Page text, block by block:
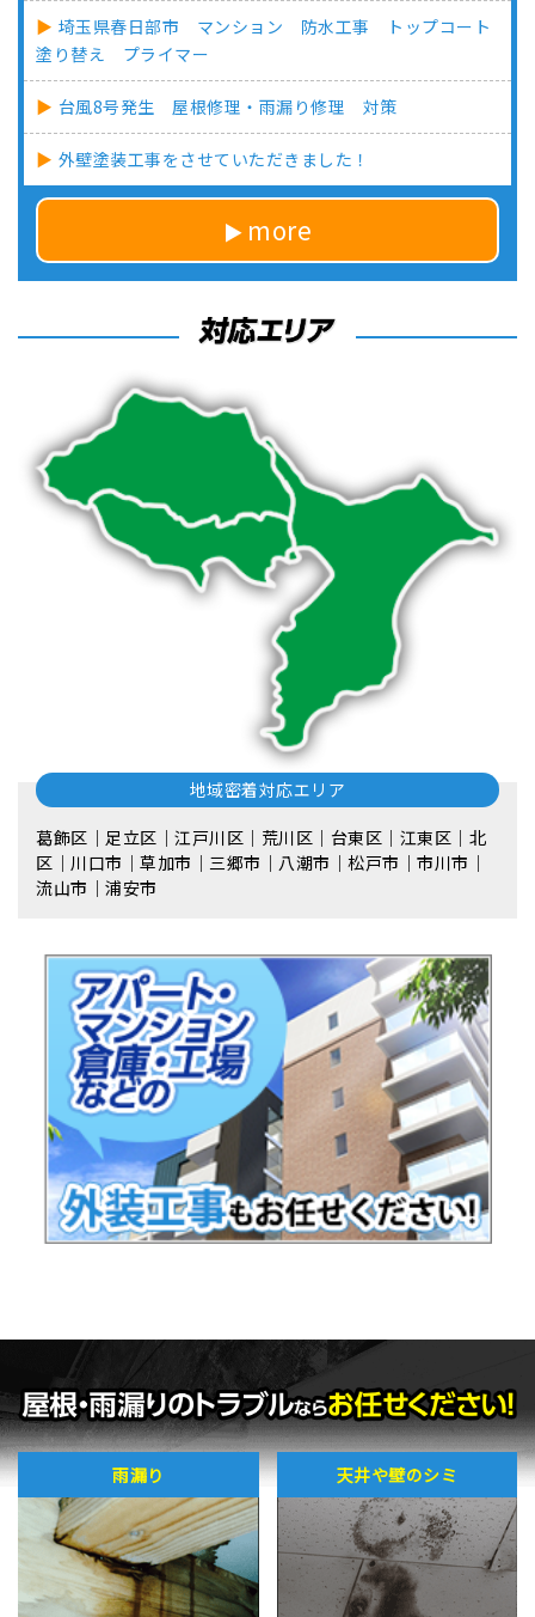
埼玉県春日部市 マンション 防水工事 トップコート
塗り替え プライマー
台風8号発生 屋根修理・雨漏り修理 対策
外壁塗装工事をさせていただきました！
more
地域密着対応エリア
葛飾区｜足立区｜江戸川区｜荒川区｜台東区｜江東区｜北
区｜川口市｜草加市｜三郷市｜八潮市｜松⼾市｜市川市｜
流⼭市｜浦安市
雨漏り 天井や壁のシミ